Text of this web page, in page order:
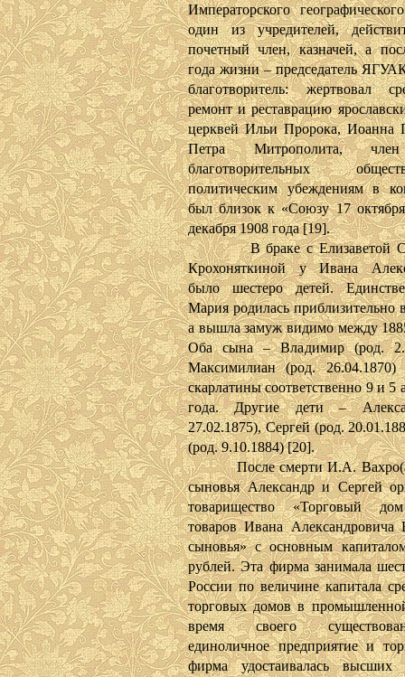
Императорского
один из учредителей,
почетный член, казначей, а
года жизни – председатель
благотворитель: жертвовал
ремонт и реставрацию
церквей Ильи Пророка, Иоанна
Петра Митрополита,
благотворительных
политическим убеждениям в
был близок к «Союзу 17
декабря 1908 года [19].
В браке с Елизаветой
Крохоняткиной у Ивана
было шестеро детей.
Мария родилась приблизительно
а вышла замуж видимо между
Оба сына – Владимир (род.
Максимилиан (род. 26.04.1870)
скарлатины соответственно 9 и 5
года. Другие дети –
27.02.1875), Сергей (род.
(род. 9.10.1884) [20].
После смерти И.А.
сыновья Александр и Сергей
товарищество «Торговый
товаров Ивана Александровича
сыновья» с основным
рублей. Эта фирма занимала
России по величине капитала
торговых домов в
время своего
единоличное предприятие и
фирма удостаивалась высших